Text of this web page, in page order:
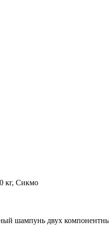
кг, Сикмо
шампунь двух